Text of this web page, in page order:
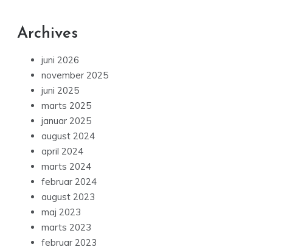
Archives
juni 2026
november 2025
juni 2025
marts 2025
januar 2025
august 2024
april 2024
marts 2024
februar 2024
august 2023
maj 2023
marts 2023
februar 2023